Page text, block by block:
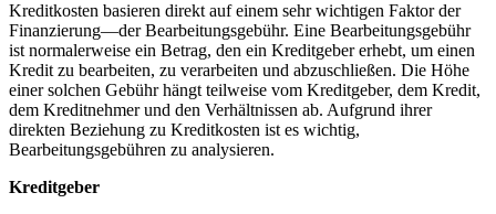
Kreditkosten basieren direkt auf einem sehr wichtigen ‌Faktor⁤ der
Finanzierung—der⁤ Bearbeitungsgebühr. Eine Bearbeitungsgebühr
ist normalerweise ein Betrag, den ein⁤ Kreditgeber ⁢erhebt, um einen
Kredit ⁣zu bearbeiten, zu verarbeiten und abzuschließen. ‌Die Höhe
‍einer solchen Gebühr ⁢hängt teilweise vom Kreditgeber, dem Kredit,⁢
dem‌ Kreditnehmer und den Verhältnissen ab. Aufgrund⁢ ihrer
direkten‌ Beziehung zu Kreditkosten​ ist ⁣es​ wichtig,​
Bearbeitungsgebühren zu analysieren.
Kreditgeber